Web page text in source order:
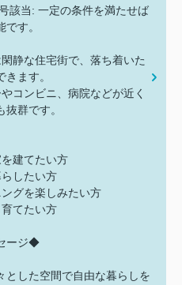
該当: 一定の条件を満たせば
す。
静な住宅街で、落ち着いた
ます。
コンビニ、病院などが近く
群です。
建てたい方
したい方
グを楽しみたい方
てたい方
ージ◆
とした空間で自由な暮らしを